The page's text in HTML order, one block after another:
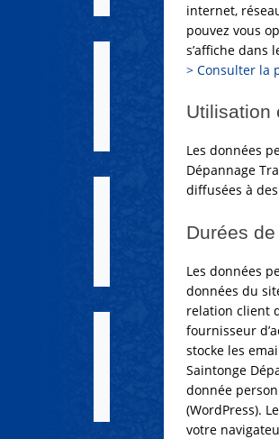
internet,
pouvez vous
s’affiche dans
> Consulter la
Utilisation
Les données
Dépannage
diffusées à
Durées
Les données
données du
relation client
fournisseur
stocke les
Saintonge
donnée
(WordPress).
votre